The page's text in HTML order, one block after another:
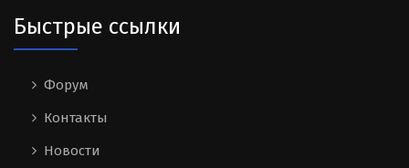
Быстрые ссылки
Форум
Контакты
Новости